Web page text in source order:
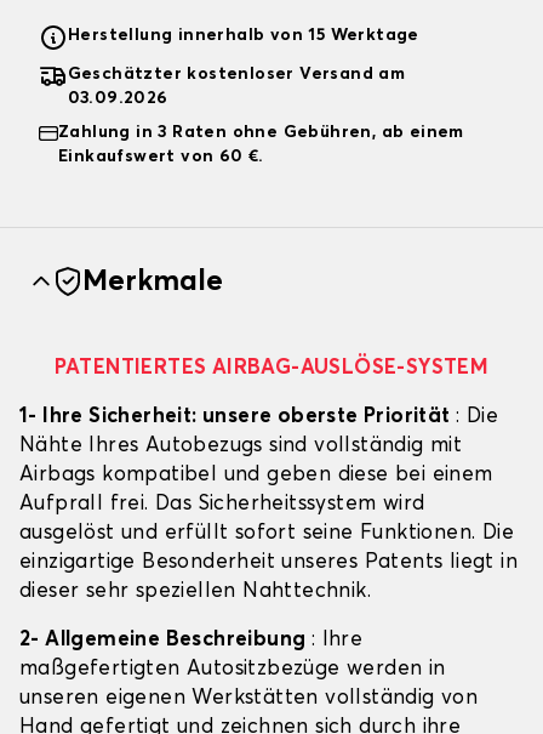
Herstellung innerhalb von 15 Werktage
Geschätzter kostenloser Versand am
03.09.2026
Zahlung in 3 Raten ohne Gebühren, ab einem
Einkaufswert von 60 €.
Merkmale
PATENTIERTES AIRBAG-AUSLÖSE-SYSTEM
1- Ihre Sicherheit: unsere oberste Priorität : Die
Nähte Ihres Autobezugs sind vollständig mit
Airbags kompatibel und geben diese bei einem
Aufprall frei. Das Sicherheitssystem wird
ausgelöst und erfüllt sofort seine Funktionen. Die
einzigartige Besonderheit unseres Patents liegt in
dieser sehr speziellen Nahttechnik.
2- Allgemeine Beschreibung : Ihre
maßgefertigten Autositzbezüge werden in
unseren eigenen Werkstätten vollständig von
Hand gefertigt und zeichnen sich durch ihre